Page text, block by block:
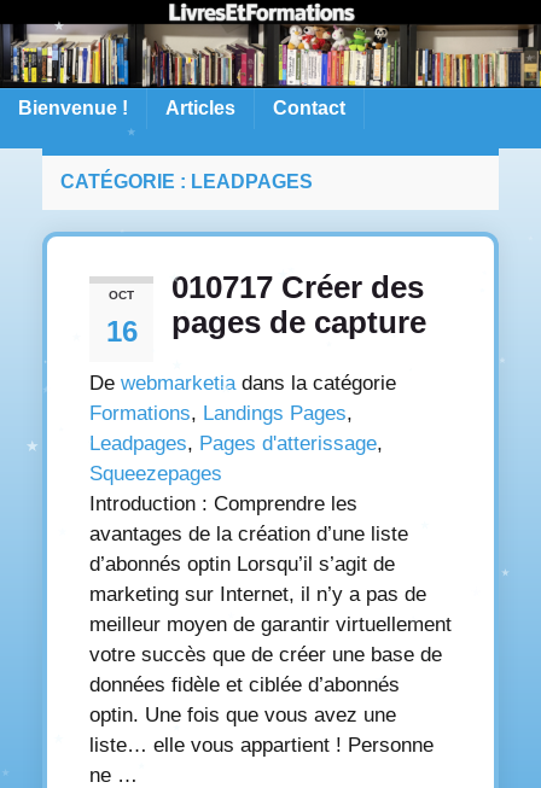
Bienvenue ! Articles Contact
CATÉGORIE : LEADPAGES
OCT
16
010717 Créer des
pages de capture
De webmarketiadans la catégorie
Formations, Landings Pages,
Leadpages, Pages d'atterissage,
Squeezepages
Introduction : Comprendre les
avantages de la création d’une liste
d’abonnés optin Lorsqu’il s’agit de
marketing sur Internet, il n’y a pas de
meilleur moyen de garantir virtuellement
votre succès que de créer une base de
données fidèle et ciblée d’abonnés
optin. Une fois que vous avez une
liste… elle vous appartient ! Personne
ne …